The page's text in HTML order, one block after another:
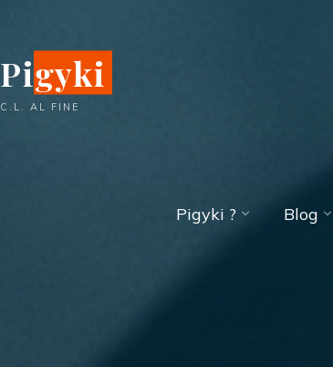
Pigyki
C.L. AL FINE
Pigyki ? Blog